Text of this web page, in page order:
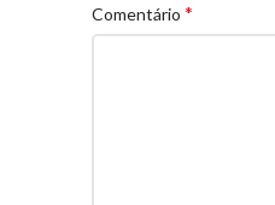
Comentário *